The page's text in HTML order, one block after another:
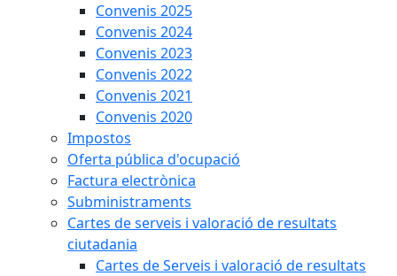
Convenis 2025
Convenis 2024
Convenis 2023
Convenis 2022
Convenis 2021
Convenis 2020
Impostos
Oferta pública d'ocupació
Factura electrònica
Subministraments
Cartes de serveis i valoració de resultats
ciutadania
Cartes de Serveis i valoració de resultats